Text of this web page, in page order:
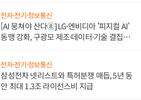
전자·전기·정보통신
[AI 뭉쳐야 산다⑧] LG·엔비디아 '피지컬 AI'
동맹 강화, 구광모 제조·데이터·기술 결집
전자·전기·정보통신
삼성전자 넷리스트와 특허분쟁 매듭, 5년 동
안 최대 1.3조 라이선스비 지급